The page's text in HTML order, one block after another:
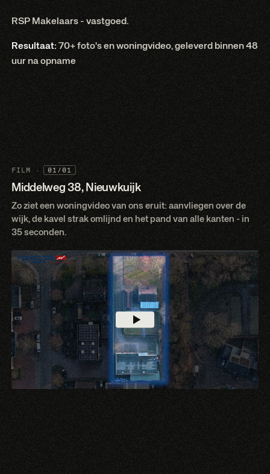
RSP Makelaars - vastgoed.
Resultaat: 70+ foto's en woningvideo, geleverd binnen 48
uur na opname
FILM · 01/01
Middelweg 38, Nieuwkuijk
Zo ziet een woningvideo van ons eruit: aanvliegen over de
wijk, de kavel strak omlijnd en het pand van alle kanten - in
35 seconden.